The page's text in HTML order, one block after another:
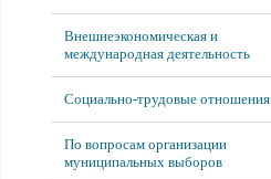
Внешнеэкономическая и
международная деятельность
Социально-трудовые отношения
По вопросам организации
муниципальных выборов